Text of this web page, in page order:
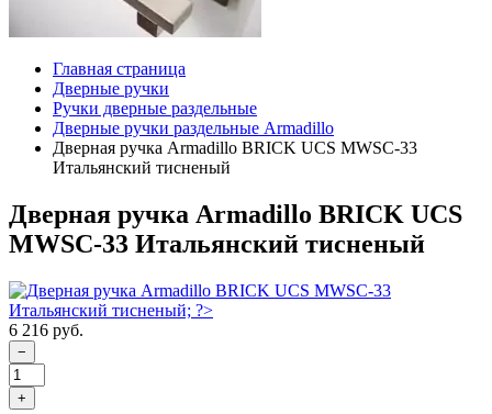
Главная страница
Дверные ручки
Ручки дверные раздельные
Дверные ручки раздельные Armadillo
Дверная ручка Armadillo BRICK UCS MWSC-33
Итальянский тисненый
Дверная ручка Armadillo BRICK UCS
MWSC-33 Итальянский тисненый
6 216 руб.
−
+